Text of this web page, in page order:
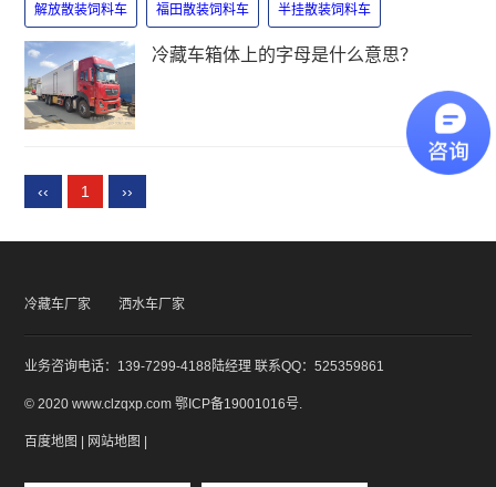
解放散装饲料车 福田散装饲料车 半挂散装饲料车
冷藏车箱体上的字母是什么意思？
‹‹ 1 ››
冷藏车厂家 洒水车厂家
业务咨询电话：139-7299-4188陆经理 联系QQ：525359861
© 2020 www.clzqxp.com鄂ICP备19001016号.
百度地图 网站地图